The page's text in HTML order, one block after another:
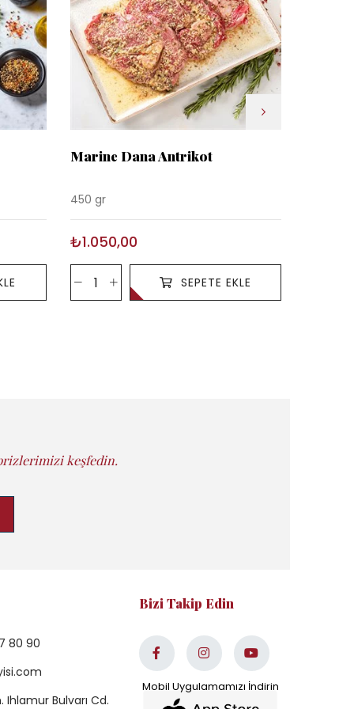
Marine Dana Antrikot
450 gr
₺1.050,00
SEPETE EKLE
keşfedin.
80 90
Ihlamur Bulvarı Cd.
Bizi Takip Edin